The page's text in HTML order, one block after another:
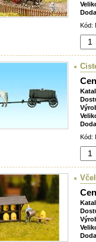
Kód:
Kód: